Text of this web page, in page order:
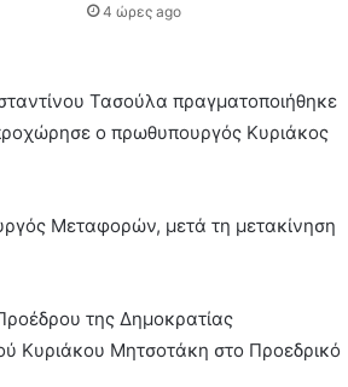
4 ώρες ago
Τασούλα πραγματοποιήθηκε
ο πρωθυπουργός Κυριάκος
Μεταφορών, μετά τη μετακίνηση
της Δημοκρατίας
Κυριάκου Μητσοτάκη στο Προεδρικό